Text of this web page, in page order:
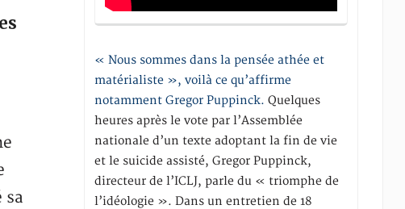
sa
« Nous sommes dans la pensée athée et
matérialiste », voilà ce qu’affirme
notamment Gregor Puppinck. Quelques
heures après le vote par l’Assemblée
nationale d’un texte adoptant la fin de vie
et le suicide assisté, Gregor Puppinck,
directeur de l’ICLJ, parle du « triomphe de
l’idéologie ». Dans un entretien de 18